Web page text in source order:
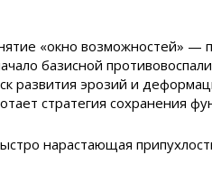
«окно возможностей» —
базисной
развития эрозий и
стратегия сохранения
нарастающая